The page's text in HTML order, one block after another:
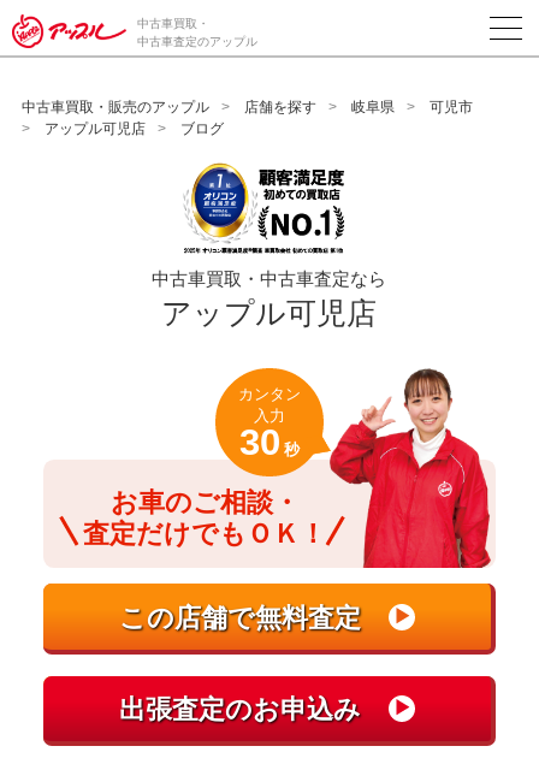
/*ABテスト_新規査定フォームの為のCVボタン*/
中古車買取・
中古車査定のアップル
中古車買取・販売のアップル 店舗を探す 岐阜県
可児市
アップル可児店
ブログ
中古車買取・中古車査定なら
アップル可児店
お車のご相談・
査定だけでもＯＫ！
カンタン
入力
30 秒